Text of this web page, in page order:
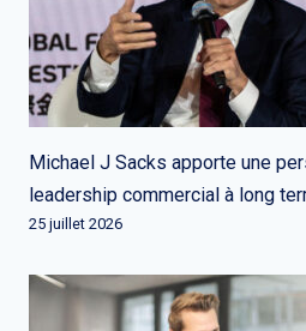
Michael J Sacks apporte une
leadership commercial à long
25 juillet 2026